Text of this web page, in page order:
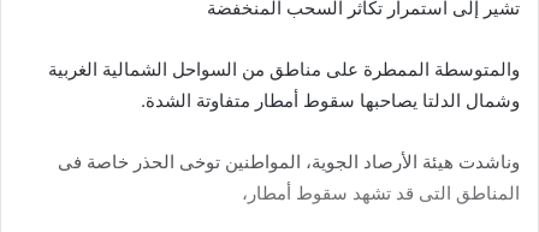
تشير إلى استمرار تكاثر السحب المنخفضة
والمتوسطة الممطرة على مناطق من السواحل الشمالية الغربية
وشمال الدلتا يصاحبها سقوط أمطار متفاوتة الشدة.
وناشدت هيئة الأرصاد الجوية، المواطنين توخى الحذر خاصة فى
المناطق التى قد تشهد سقوط أمطار،